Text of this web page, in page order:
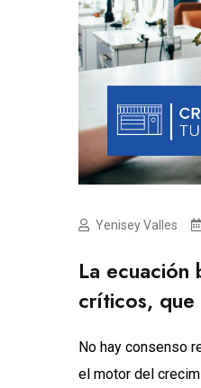
Yenisey Valles
La ecuación
críticos, que
No hay consenso
el motor del